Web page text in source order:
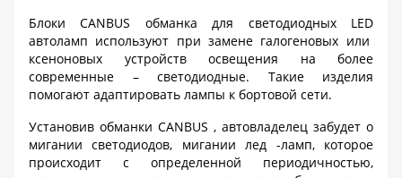
БлокиCANBUS обманка для светодиодных LED
автоламп используют при замене галогеновых или
ксеноновых устройств освещения на более
современные – светодиодные. Такие изделия
помогают адаптировать лампы к бортовой сети.
Установив обманки CANBUS , автовладелец забудет о
мигании светодиодов, мигании лед -ламп, которое
происходит с определенной периодичностью,